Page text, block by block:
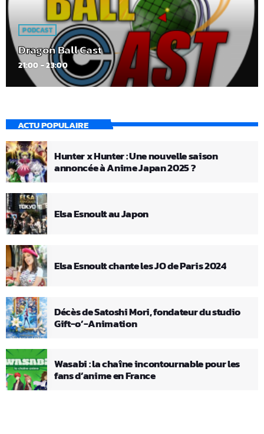
PODCAST
Dragon Ball Cast
21:00 - 23:00
ACTU POPULAIRE
Hunter x Hunter : Une nouvelle saison
annoncée à Anime Japan 2025 ?
Elsa Esnoult au Japon
Elsa Esnoult chante les JO de Paris 2024
Décès de Satoshi Mori, fondateur du studio
Gift-o’-Animation
Wasabi : la chaîne incontournable pour les
fans d’anime en France